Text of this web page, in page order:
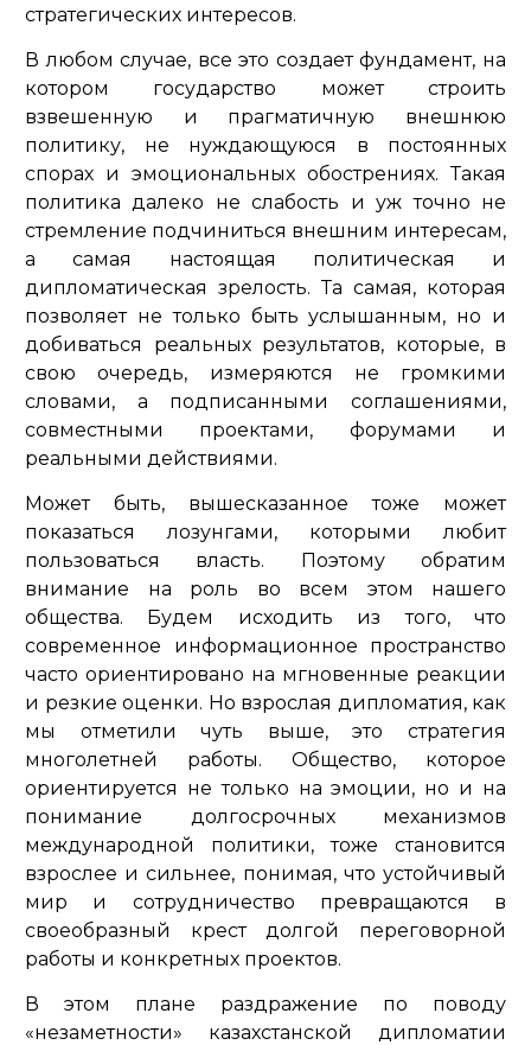
стратегических интересов.
В любом случае, все это создает фундамент, на
котором государство может строить
взвешенную и прагматичную внешнюю
политику, не нуждающуюся в постоянных
спорах и эмоциональных обострениях. Такая
политика далеко не слабость и уж точно не
стремление подчиниться внешним интересам,
а самая настоящая политическая и
дипломатическая зрелость. Та самая, которая
позволяет не только быть услышанным, но и
добиваться реальных результатов, которые, в
свою очередь, измеряются не громкими
словами, а подписанными соглашениями,
совместными проектами, форумами и
реальными действиями.
Может быть, вышесказанное тоже может
показаться лозунгами, которыми любит
пользоваться власть. Поэтому обратим
внимание на роль во всем этом нашего
общества. Будем исходить из того, что
современное информационное пространство
часто ориентировано на мгновенные реакции
и резкие оценки. Но взрослая дипломатия, как
мы отметили чуть выше, это стратегия
многолетней работы. Общество, которое
ориентируется не только на эмоции, но и на
понимание долгосрочных механизмов
международной политики, тоже становится
взрослее и сильнее, понимая, что устойчивый
мир и сотрудничество превращаются в
своеобразный крест долгой переговорной
работы и конкретных проектов.
В этом плане раздражение по поводу
«незаметности» казахстанской дипломатии